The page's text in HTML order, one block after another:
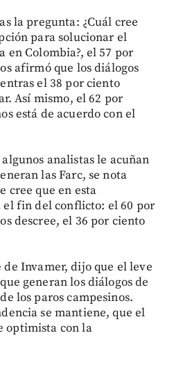
la pregunta: ¿Cuál cree
para solucionar el
Colombia?, el 57 por
afirmó que los diálogos
el 38 por ciento
Así mismo, el 62 por
está de acuerdo con el
analistas le acuñan
las Farc, se nota
cree que en esta
fin del conflicto: el 60 por
descree, el 36 por ciento
de Invamer, dijo que el leve
generan los diálogos de
los paros campesinos.
se mantiene, que el
optimista con la